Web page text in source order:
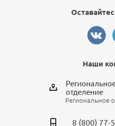
Наши
отделение
Выберите
Региональное
8 (800) 77-